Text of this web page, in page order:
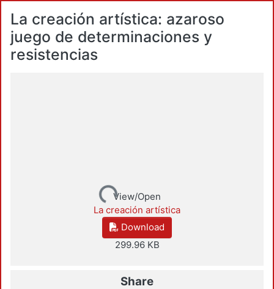
La creación artística: azaroso
juego de determinaciones y
resistencias
Loading...View/Open
La creación artística
Download
299.96 KB
Share